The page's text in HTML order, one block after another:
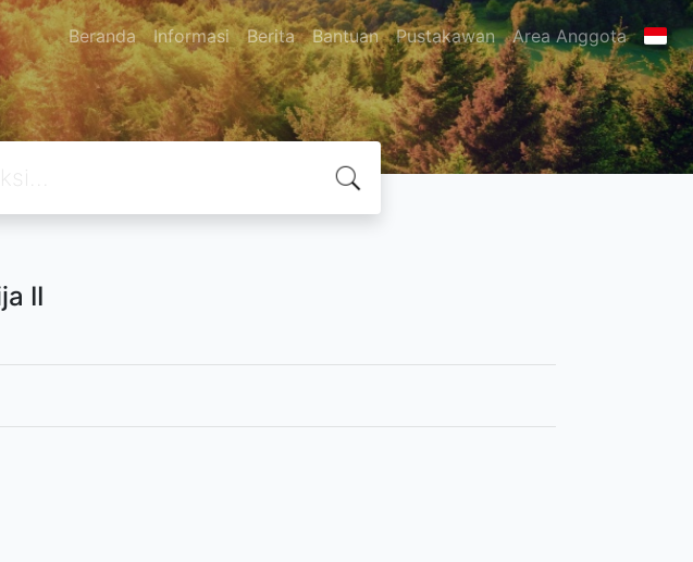
Beranda Informasi Berita Bantuan Pustakawan Area Anggota
II